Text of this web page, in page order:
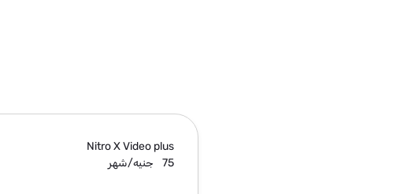
Nitro XVideo plus
75
جنيه/شهر